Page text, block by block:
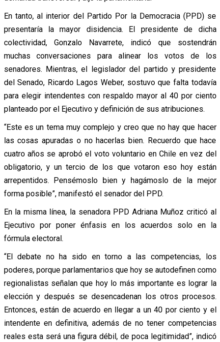
En tanto, al interior del Partido Por la Democracia (PPD) se
presentaría la mayor disidencia. El presidente de dicha
colectividad, Gonzalo Navarrete, indicó que sostendrán
muchas conversaciones para alinear los votos de los
senadores. Mientras, el legislador del partido y presidente
del Senado, Ricardo Lagos Weber, sostuvo que falta todavía
para elegir intendentes con respaldo mayor al 40 por ciento
planteado por el Ejecutivo y definición de sus atribuciones.
“Este es un tema muy complejo y creo que no hay que hacer
las cosas apuradas o no hacerlas bien. Recuerdo que hace
cuatro años se aprobó el voto voluntario en Chile en vez del
obligatorio, y un tercio de los que votaron eso hoy están
arrepentidos. Pensémoslo bien y hagámoslo de la mejor
forma posible”, manifestó el senador del PPD.
En la misma línea, la senadora PPD Adriana Muñoz criticó al
Ejecutivo por poner énfasis en los acuerdos solo en la
fórmula electoral.
“El debate no ha sido en torno a las competencias, los
poderes, porque parlamentarios que hoy se autodefinen como
regionalistas señalan que hoy lo más importante es lograr la
elección y después se desencadenan los otros procesos.
Entonces, están de acuerdo en llegar a un 40 por ciento y el
intendente en definitiva, además de no tener competencias
reales esta será una figura débil, de poca legitimidad”, indicó